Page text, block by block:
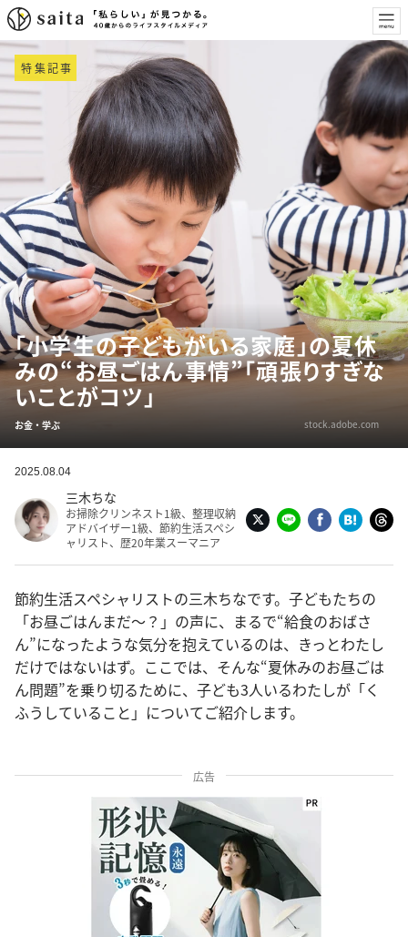
特集記事
「小学生の子どもがいる家庭」の夏休
みの“お昼ごはん事情”「頑張りすぎな
いことがコツ」
お金・学ぶ stock.adobe.com
2025.08.04
三木ちな
お掃除クリンネスト1級、整理収納
アドバイザー1級、節約生活スペシ
ャリスト、歴20年業スーマニア
節約生活スペシャリストの三木ちなです。子どもたちの
「お昼ごはんまだ〜？」の声に、まるで“給食のおばさ
ん”になったような気分を抱えているのは、きっとわたし
だけではないはず。ここでは、そんな“夏休みのお昼ごは
ん問題”を乗り切るために、子ども3人いるわたしが「く
ふうしていること」についてご紹介します。
広告